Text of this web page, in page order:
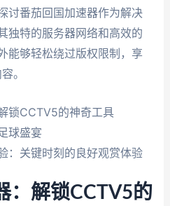
讨番茄回国加速器作为解决
独特的服务器网络和高效的
能够轻松绕过版权限制，享
。
锁CCTV5的神奇工具
球盛宴
：关键时刻的良好观赏体验
：解锁CCTV5的